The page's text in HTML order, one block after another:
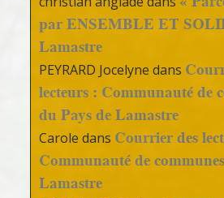
par ENSEMBLE ET
Lamastre
PEYRARD Jocelyne dans
lecteurs : Communauté de
du Pays de Lamastre
Carole dans Courrier des
Communauté de
Lamastre